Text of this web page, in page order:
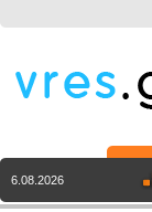
6.08.2026